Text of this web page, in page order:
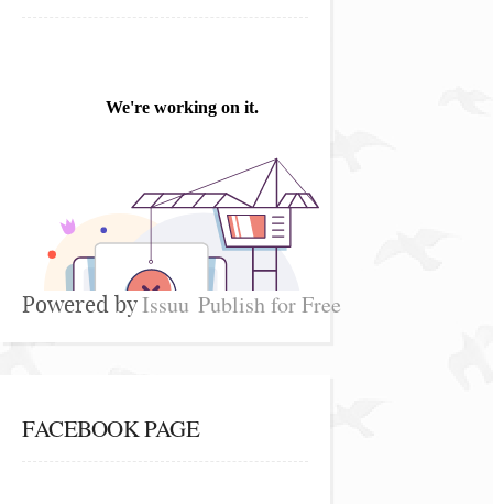
Powered byIssuu Publish for Free
FACEBOOK PAGE